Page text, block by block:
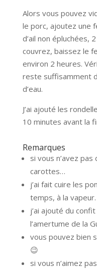
Alors vous pouvez
le porc, ajoutez une
d’ail non épluchées,
couvrez, baissez le
environ 2 heures.
reste suffisamment
d’eau.
J’ai ajouté les
10 minutes avant la
Remarques
si vous n’avez
carottes…
j’ai fait cuire les
temps, à la vapeur.
j’ai ajouté du
l’amertume de la
vous pouvez bien
😉
si vous n’aimez